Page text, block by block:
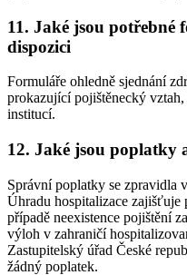
11. Jaké jsou potřebné
dispozici
Formuláře ohledně sjednání
prokazující pojištěnecký
institucí.
12. Jaké jsou poplatky
Správní poplatky se zpravidla
Úhradu hospitalizace
případě neexistence pojištění
výloh v zahraničí
Zastupitelský úřad České
žádný poplatek.